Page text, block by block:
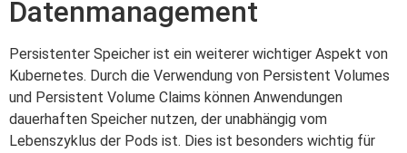
Datenmanagement
Persistenter Speicher ist ein weiterer wichtiger Aspekt von
Kubernetes. Durch die Verwendung von Persistent Volumes
und Persistent Volume Claims können Anwendungen
dauerhaften Speicher nutzen, der unabhängig vom
Lebenszyklus der Pods ist. Dies ist besonders wichtig für